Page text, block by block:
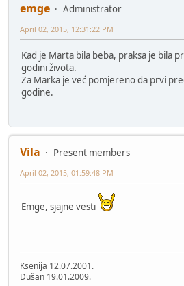
emge
Administrator
April 02, 2015, 12:31:22 PM
Kad je Marta bila beba, praksa je bila
godini života.
Za Marka je već pomjereno da prvi
godine.
Vila
Present members
April 02, 2015, 01:59:48 PM
Emge, sjajne vesti
Ksenija 12.07.2001.
Dušan 19.01.2009.